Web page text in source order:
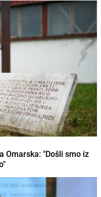
Omarska: "Došli smo iz